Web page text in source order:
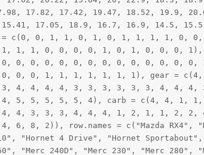
17.82, 17.42, 19.47, 18.52, 19.9,
17.05, 18.9, 16.7, 16.9, 14.5,
c(0, 0, 1, 1, 0, 1, 0, 1, 1, 1, 1, 0,
1, 1, 0, 0, 0, 0, 1, 0, 1, 0, 0, 0,
0, 0, 0, 0, 0, 0, 0, 0, 0, 0, 0, 0, 0,
0, 0, 1, 1, 1, 1, 1, 1, 1), gear =
4, 4, 4, 4, 3, 3, 3, 3, 3, 3, 4, 4, 4,
5, 5, 5, 5, 5, 4), carb = c(4, 4, 1,
4, 3, 3, 3, 4, 4, 4, 1, 2, 1, 1, 2, 2,
6, 8, 2)), row.names = c("Mazda RX4",
"Hornet 4 Drive", "Hornet
"Merc 240D", "Merc 230", "Merc 280",